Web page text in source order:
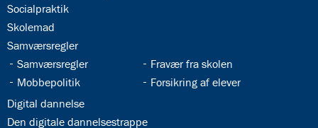
34.4:
Socialpraktik
34.5:
Skolemad
34.6:
Samværsregler
34.7:
Samværsregler 34.8:
Fravær fra skolen
34.9:
Mobbepolitik 34.10:
Forsikring af elever
34.11:
Digital dannelse
34.12:
Den digitale dannelsestrappe